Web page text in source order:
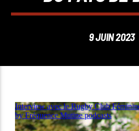
9 JUIN 2023